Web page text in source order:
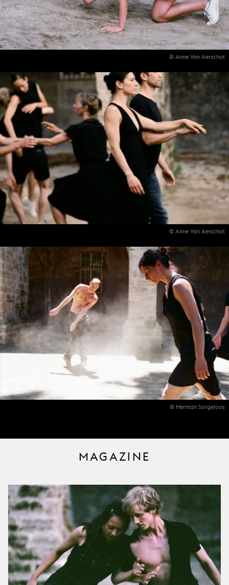
© Anne Van Aerschot
© Anne Van Aerschot
© Herman Sorgeloos
MAGAZINE